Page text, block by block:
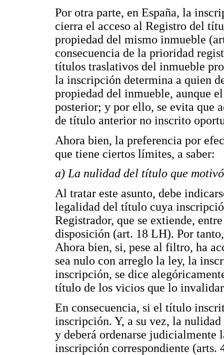
Por otra parte, en España, la
cierra el acceso al Registro del
propiedad del mismo inmueble
consecuencia de la prioridad
títulos traslativos del inmueble
la inscripción determina a quien
propiedad del inmueble, aunque
posterior; y por ello, se evita que
de título anterior no inscrito
Ahora bien, la preferencia por
que tiene ciertos límites, a saber:
a) La nulidad del título que
Al tratar este asunto, debe
legalidad del título cuya
Registrador, que se extiende,
disposición (art. 18 LH). Por
Ahora bien, si, pese al filtro, ha
sea nulo con arreglo la ley, la
inscripción, se dice
título de los vicios que lo
En consecuencia, si el título
inscripción. Y, a su vez, la
y deberá ordenarse
inscripción correspondiente (arts.